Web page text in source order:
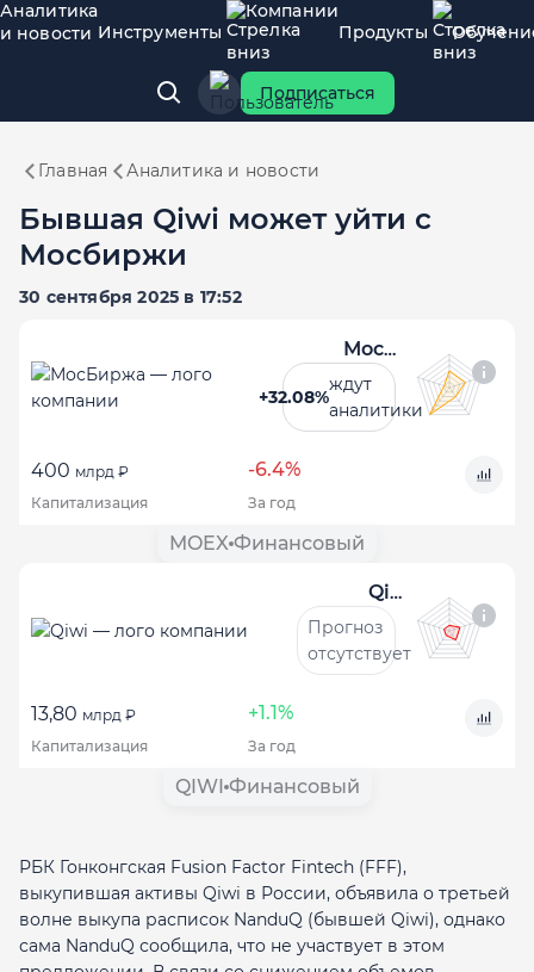
Аналитика
и новости Инструменты
Компании
Продукты
Подписаться
Главная Аналитика и новости
Бывшая Qiwi может уйти с
Мосбиржи
30 сентября 2025 в 17:52
МосБиржа
+32.08%
ждут
аналитики
400 млрд ₽ -6.4%
Капитализация За год
MOEX Финансовый
Qiwi
Прогноз
отсутствует
13,80 млрд ₽ +1.1%
Капитализация За год
QIWI Финансовый
РБК Гонконгская Fusion Factor Fintech (FFF),
выкупившая активы Qiwi в России, объявила о третьей
волне выкупа расписок NanduQ (бывшей Qiwi), однако
сама NanduQ сообщила, что не участвует в этом